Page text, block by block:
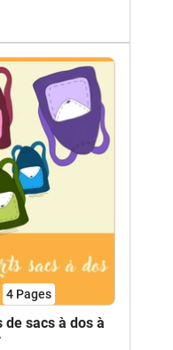
4 Pages
de sacs à dos à